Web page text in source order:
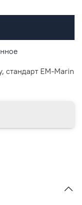
стандарт ЕМ-Marin